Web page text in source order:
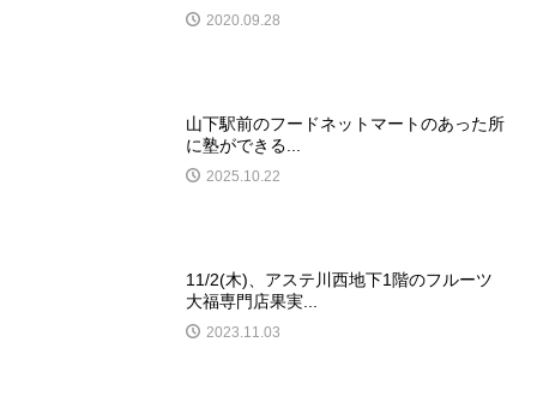
2020.09.28
山下駅前のフードネットマートのあった所
に塾ができる...
2025.10.22
11/2(木)、アステ川西地下1階のフルーツ
大福専門店果実...
2023.11.03